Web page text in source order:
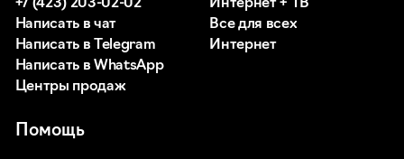
Помощь
Интернет + ТВ
Все для всех
Интернет
+7 (423) 203-02-02
Написать в чат
Написать в Telegram
Написать в WhatsApp
Центры продаж